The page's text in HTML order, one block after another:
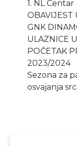
1. NL Centar
OBAVIJEST
GNK
ULAZNICE
POČETAK
2023/2024
Sezona za
osvajanja